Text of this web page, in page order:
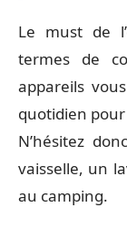
Le must de
termes de
appareils
quotidien pour
N’hésitez
vaisselle, un
au camping.